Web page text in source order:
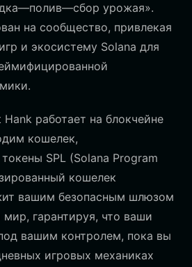
урожая».
на сообщество, привлекая
и экосистему Solana для
работает на блокчейне
кошелек,
SPL (Solana Program
кошелек
вашим безопасным шлюзом
мир, гарантируя, что ваши
вашим контролем, пока вы
игровых механиках